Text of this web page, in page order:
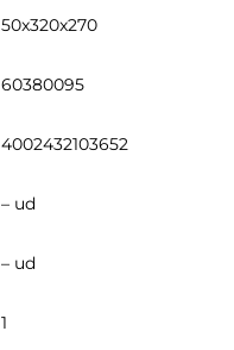
50x320x270
60380095
4002432103652
– ud
– ud
1